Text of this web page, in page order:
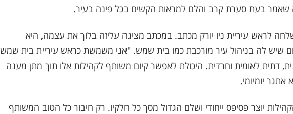
שאמר בעת סערת קרב והלם למראות הקשים בכל פינה בעיר.
לראש עיריית ניו יורק מכתב. במכתב מציגה עליזה בלוך את עצמה, היא
שיש לה בניהול עיר מורכבת כמו בית שמש. "אני משמשת כראש עיריית בית שמש
דתית לאומית וחרדית. היכולת לאפשר קיום משותף לקהילות אלו תוך מתן מענה
יומיומי.
יוצר פסיפס ייחודי ושלם הגדול מסך כל חלקיו. רק חיבור כל הטוב המשותף